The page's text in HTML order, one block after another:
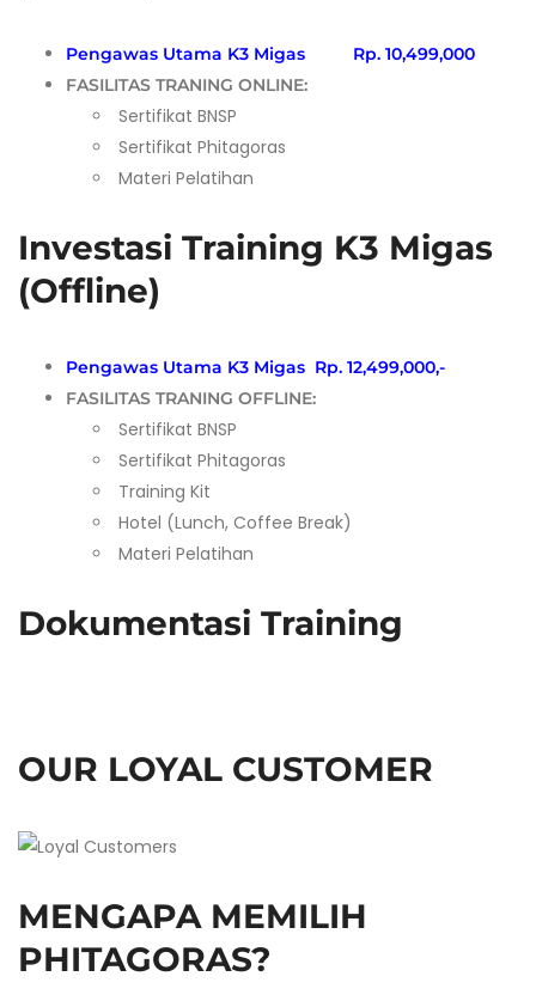
Pengawas Utama K3 Migas Rp. 10,499,000
FASILITAS TRANING ONLINE:
Sertifikat BNSP
Sertifikat Phitagoras
Materi Pelatihan
Investasi Training K3 Migas
(Offline)
Pengawas Utama K3 Migas Rp. 12,499,000,-
FASILITAS TRANING OFFLINE:
Sertifikat BNSP
Sertifikat Phitagoras
Training Kit
Hotel (Lunch, Coffee Break)
Materi Pelatihan
Dokumentasi Training
OUR LOYAL CUSTOMER
MENGAPA MEMILIH
PHITAGORAS?